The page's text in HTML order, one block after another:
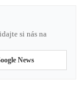
si nás na
News